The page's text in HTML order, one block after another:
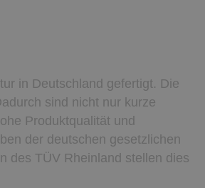
in Deutschland gefertigt. Die
sind nicht nur kurze
Produktqualität und
der deutschen gesetzlichen
des TÜV Rheinland stellen dies